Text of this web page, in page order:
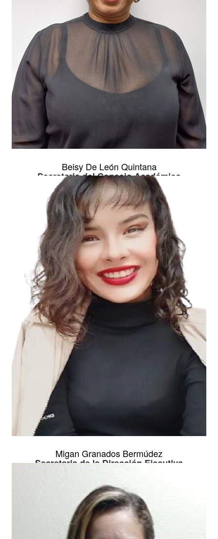
Beisy De León Quintana
Secretaria del Consejo Académico
Migan Granados Bermúdez
Secretaria de la Dirección Ejecutiva